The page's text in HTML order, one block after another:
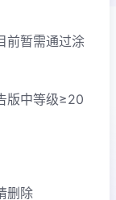
前暂需通过涂
版中等级≥20
删除